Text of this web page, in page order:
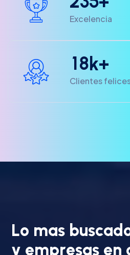
Excelencia
18k+
Clientes
Lo mas buscad
y empresas en